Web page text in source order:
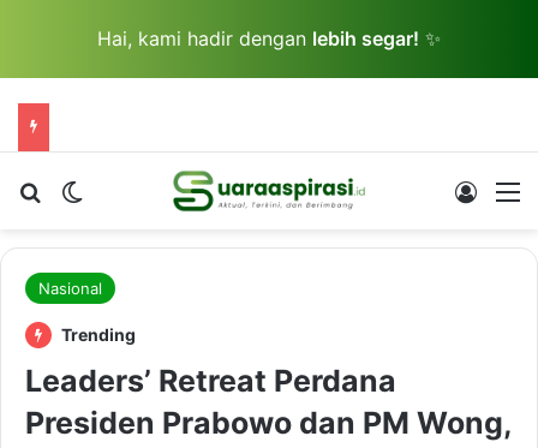
Hai, kami hadir dengan lebih segar! ✨
Cari berita...Switch skin Log In
Nasional
Trending
Leaders’ Retreat Perdana
Presiden Prabowo dan PM Wong,